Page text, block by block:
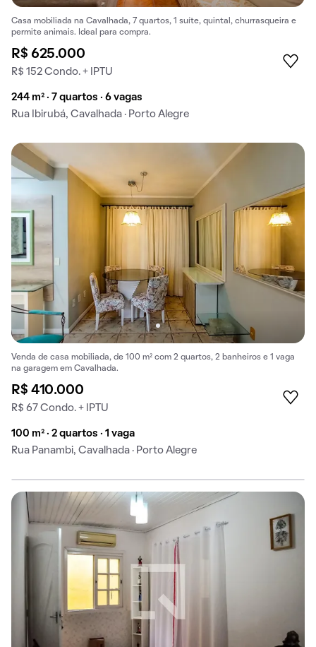
Casa mobiliada na Cavalhada, 7 quartos, 1 suíte, quintal, churrasqueira e
permite animais. Ideal para compra.
R$ 625.000
R$ 152 Condo. + IPTU
244 m² · 7 quartos · 6 vagas
Rua Ibirubá, Cavalhada · Porto Alegre
Venda de casa mobiliada, de 100 m² com 2 quartos, 2 banheiros e 1 vaga
na garagem em Cavalhada.
R$ 410.000
R$ 67 Condo. + IPTU
100 m² · 2 quartos · 1 vaga
Rua Panambi, Cavalhada · Porto Alegre